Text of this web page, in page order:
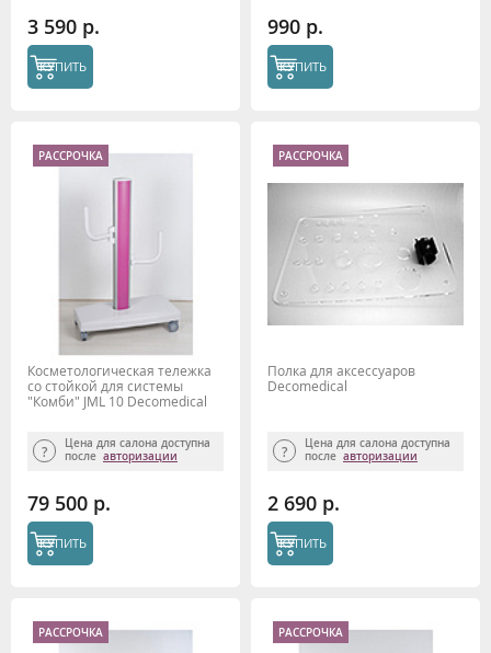
3 590 р.
КУПИТЬ
990 р.
КУПИТЬ
Косметологическая тележка
со стойкой для системы
"Комби" JML 10 Decomedical
Цена для салона доступна
после авторизации
79 500 р.
КУПИТЬ
РАССРОЧКА
Полка для аксессуаров
Decomedical
Цена для салона доступна
после авторизации
2 690 р.
КУПИТЬ
РАССРОЧКА
РАССРОЧКА РАССРОЧКА